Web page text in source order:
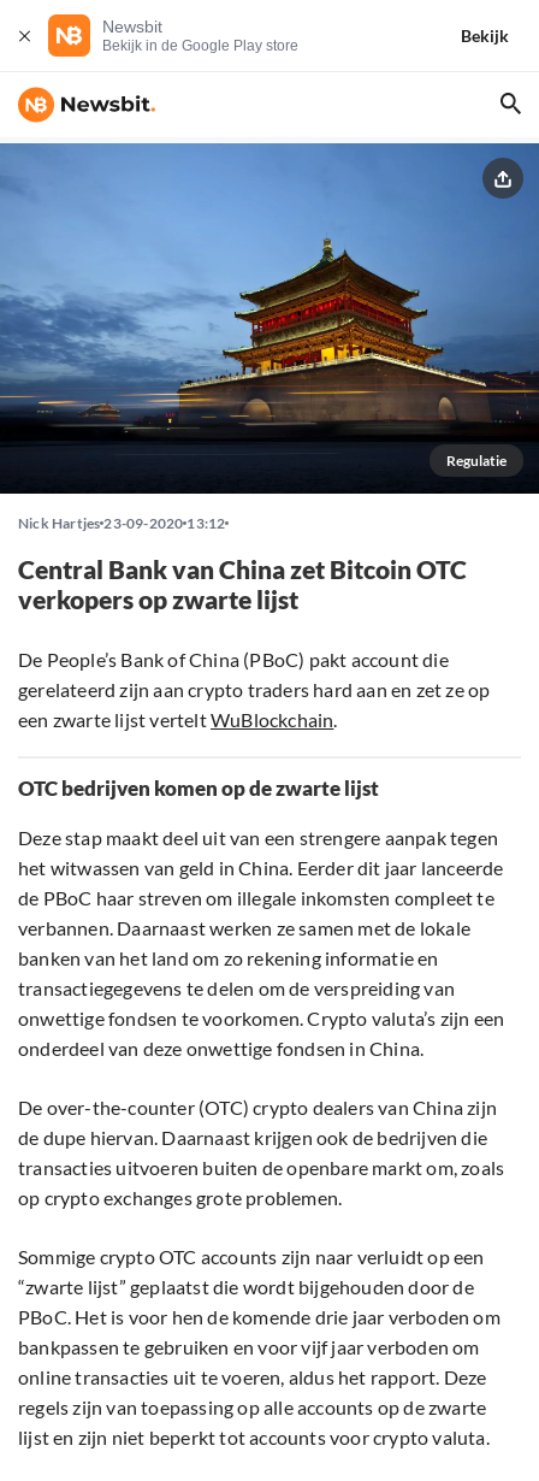
Newsbit
Bekijk in de Google Play store
Bekijk
Regulatie
Nick Hartjes 23-09-2020 13:12
Central Bank van China zet Bitcoin OTC
verkopers op zwarte lijst
De People’s Bank of China (PBoC) pakt account die
gerelateerd zijn aan crypto traders hard aan en zet ze op
een zwarte lijst verteltWuBlockchain.
OTC bedrijven komen op de zwarte lijst
Deze stap maakt deel uit van een strengere aanpak tegen
het witwassen van geld in China. Eerder dit jaar lanceerde
de PBoC haar streven om illegale inkomsten compleet te
verbannen. Daarnaast werken ze samen met de lokale
banken van het land om zo rekening informatie en
transactiegegevens te delen om de verspreiding van
onwettige fondsen te voorkomen. Crypto valuta’s zijn een
onderdeel van deze onwettige fondsen in China.
De over-the-counter (OTC) crypto dealers van China zijn
de dupe hiervan. Daarnaast krijgen ook de bedrijven die
transacties uitvoeren buiten de openbare markt om, zoals
op crypto exchanges grote problemen.
Sommige crypto OTC accounts zijn naar verluidt op een
“zwarte lijst” geplaatst die wordt bijgehouden door de
PBoC. Het is voor hen de komende drie jaar verboden om
bankpassen te gebruiken en voor vijf jaar verboden om
online transacties uit te voeren, aldus het rapport. Deze
regels zijn van toepassing op alle accounts op de zwarte
lijst en zijn niet beperkt tot accounts voor crypto valuta.